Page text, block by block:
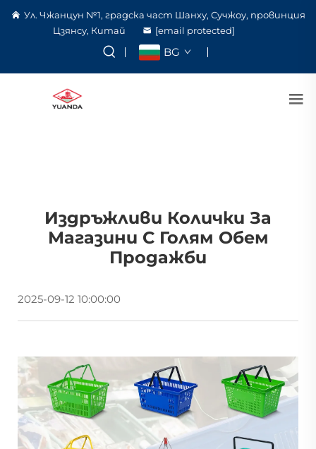
Ул. Чжанцун №1, градска част Шанху, Сучжоу, провинция
Цзянсу, Китай
[email protected]
BG
Издръжливи Колички За
Магазини С Голям Обем
Продажби
2025-09-12 10:00:00